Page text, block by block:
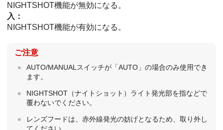
NIGHTSHOT機能が無効になる。
入：
NIGHTSHOT機能が有効になる。
ご注意
AUTO/MANUALスイッチが「AUTO」の場合のみ使用でき
ます。
NIGHTSHOT（ナイトショット）ライト発光部を指などで
覆わないでください。
レンズフードは、赤外線発光の妨げとなるため、取り外し
てください。